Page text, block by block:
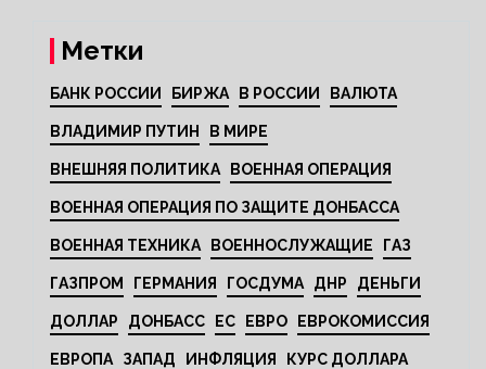
Метки
БАНК РОССИИ БИРЖА В РОССИИ ВАЛЮТА
ВЛАДИМИР ПУТИН В МИРЕ
ВНЕШНЯЯ ПОЛИТИКА ВОЕННАЯ ОПЕРАЦИЯ
ВОЕННАЯ ОПЕРАЦИЯ ПО ЗАЩИТЕ ДОНБАССА
ВОЕННАЯ ТЕХНИКА ВОЕННОСЛУЖАЩИЕ ГАЗ
ГАЗПРОМ ГЕРМАНИЯ ГОСДУМА ДНР ДЕНЬГИ
ДОЛЛАР ДОНБАСС ЕС ЕВРО ЕВРОКОМИССИЯ
ЕВРОПА ЗАПАД ИНФЛЯЦИЯ КУРС ДОЛЛАРА